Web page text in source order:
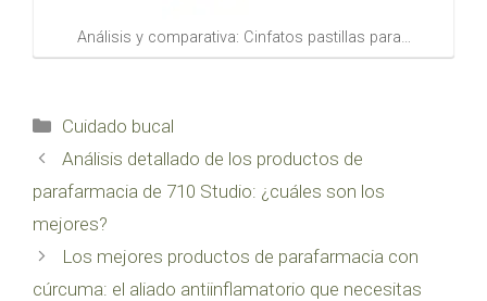
Análisis y comparativa: Cinfatos pastillas para…
Categorías
Cuidado bucal
Análisis detallado de los productos de
parafarmacia de 710 Studio: ¿cuáles son los
mejores?
Los mejores productos de parafarmacia con
cúrcuma: el aliado antiinflamatorio que necesitas